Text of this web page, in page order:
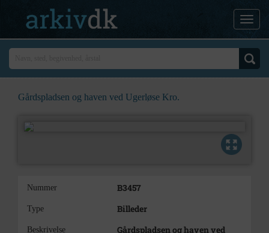
Gårdspladsen og haven ved Ugerløse Kro.
Nummer B3457
Type Billeder
Beskrivelse
Gårdspladsen og haven ved